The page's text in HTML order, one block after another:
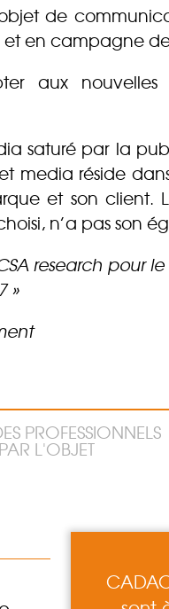
de
en campagne
aux nouvelles
saturé par la
media réside
et son
n’a pas son
research pour
»
PROFESSIONNELS
L'OBJET